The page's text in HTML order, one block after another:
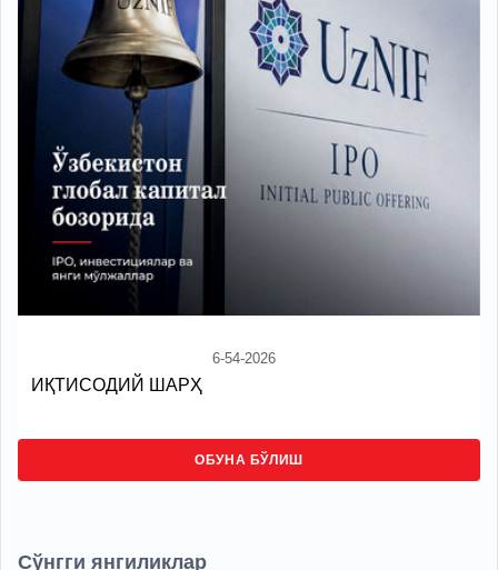
6-54-2026
ИҚТИСОДИЙ ШАРҲ
ОБУНА БЎЛИШ
Сўнгги янгиликлар